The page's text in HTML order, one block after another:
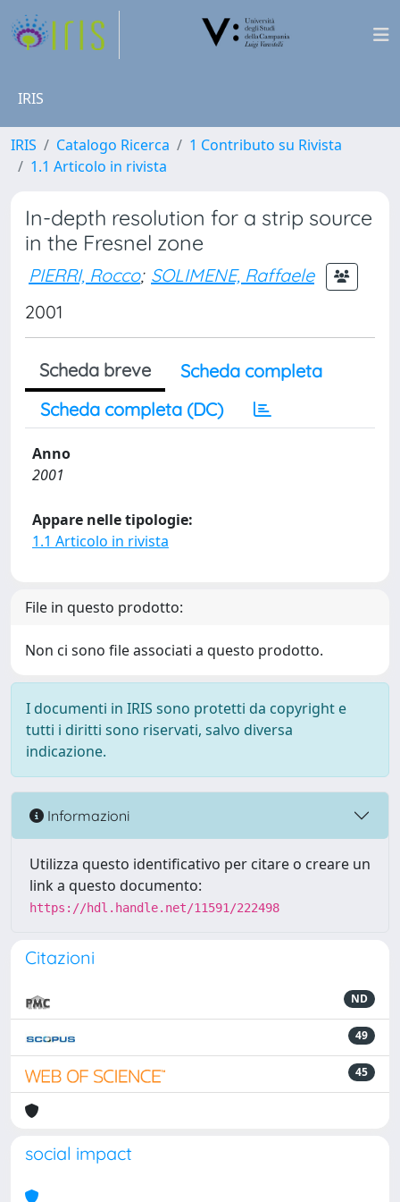
IRIS
IRIS Catalogo Ricerca
1 Contributo su Rivista
1.1 Articolo in rivista
In-depth resolution for a strip source
in the Fresnel zone
PIERRI, Rocco; SOLIMENE, Raffaele
2001
Scheda breve
Scheda completa
Scheda completa (DC)
Anno
2001
Appare nelle tipologie:
1.1 Articolo in rivista
File in questo prodotto:
Non ci sono file associati a questo prodotto.
I documenti in IRIS sono protetti da copyright e
tutti i diritti sono riservati, salvo diversa
indicazione.
Informazioni
Utilizza questo identificativo per citare o creare un
link a questo documento:
https://hdl.handle.net/11591/222498
Citazioni
ND
49
45
social impact